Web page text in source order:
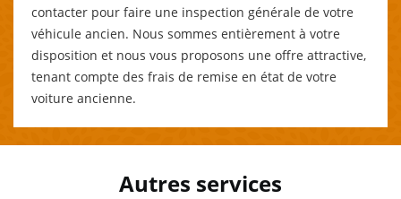
contacter pour faire une inspection générale de votre
véhicule ancien. Nous sommes entièrement à votre
disposition et nous vous proposons une offre attractive,
tenant compte des frais de remise en état de votre
voiture ancienne.
Autres services